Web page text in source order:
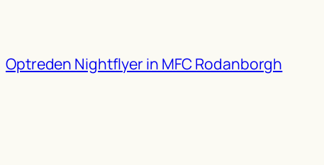
Optreden Nightflyer in MFC Rodanborgh